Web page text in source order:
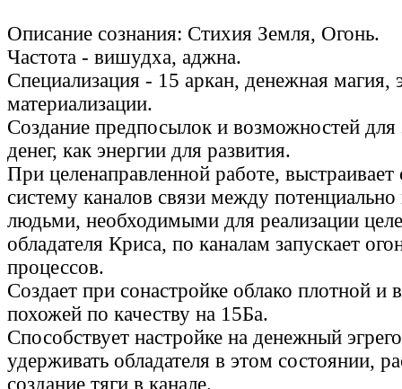
Описание сознания: Стихия Земля, Огонь.
Частота - вишудха, аджна.
Специализация - 15 аркан, денежная магия,
материализации.
Создание предпосылок и возможностей для
денег, как энергии для развития.
При целенаправленной работе,
систему каналов связи между
людьми, необходимыми для реализации
обладателя Криса, по каналам запускает
процессов.
Создает при сонастройке облако плотной и
похожей по качеству на 15Ба.
Способствует настройке на денежный
удерживать обладателя в этом состоянии,
создание тяги в канале.